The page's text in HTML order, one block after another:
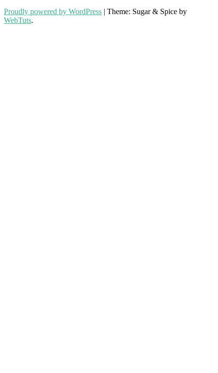
Proudly powered by WordPress
Theme: Sugar & Spice by
WebTuts.